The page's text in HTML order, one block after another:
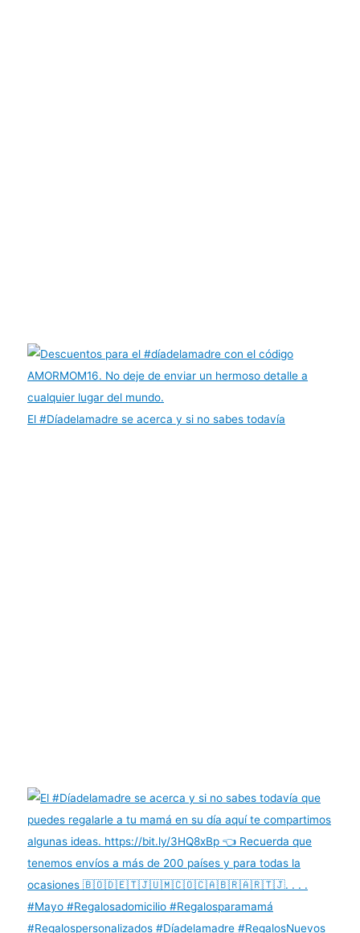
El #Díadelamadre se acerca y si no sabes todavía